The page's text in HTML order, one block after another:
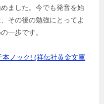
ました。今でも発音を始
その後の勉強にとってよ
一歩です。
ノック! (祥伝社黄金文庫